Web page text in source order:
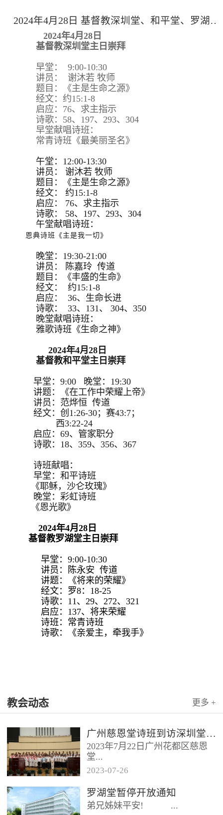
2024年4月28日 基督教深圳堂、和平堂、罗湖堂主日崇拜
2024年4月28日
基督教深圳堂主日崇拜
早堂： 9:00-10:30
讲员： 谢沐若 牧师
题目：《主是生命之源》
经文：约15:1-8
启应：76、求主指示
诗歌：58、197、293、304
早堂献唱诗班：
常青诗班《最美丽圣名》
午堂：12:00-13:30
讲员：
谢沐若 牧师
题目：
《主是生命之源》
经文：
约15:1-8
启应：
76、求主指示
诗歌：
58、197、293、 304
午堂献唱诗班：
恩典诗班《主是我一切》
晚堂：19:30-21:00
讲员： 陈嘉玲 传道
题目：《丰盛的生命》
经文： 约15:1-8
启应： 36、生命长进
诗歌： 33、131、 304、350
晚堂献唱诗班：
雅歌诗班《生命之神》
2024年4月28日
基督教和平堂主日崇拜
早堂：9:00 晚堂：19:30
讲题：《在工作中荣耀上帝》
讲员：范烨恒 传道
经文：创1:26-30；赛43:7；
西3:22-24
启应：69、管家职分
诗歌：18、359、356、367
诗班献唱：
早堂：和平诗班
《耶稣，沙仑玫瑰》
晚堂：彩虹诗班
《恩光歌》
2024年4月28日
基督教罗湖堂主日崇拜
早堂：9:00-10:30
讲员：陈永安 传道
讲题：《将来的荣耀》
经文：罗8：18-25
诗歌：11、29、272、321
启应：137、将来荣耀
诗班：常青诗班
诗歌：《亲爱主，牵我手》
教会动态 更多 +
广州慈恩堂诗班到访深圳堂、和平堂
2023年7月22日广州花都区慈恩
堂...
联合诗班在叶海莲牧师的带领
下，先后到访基督教和平堂、深
圳堂。 上午和平堂教...
2023-07-26
罗湖堂暂停开放通知
弟兄姊妹平安! ...